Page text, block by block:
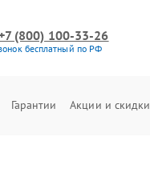
(800) 100-33-26
бесплатный по РФ
Гарантии Акции и скидки